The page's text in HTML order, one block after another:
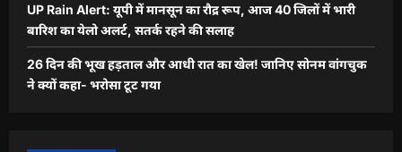
UP Rain Alert: यूपी में मानसून का रौद्र रूप, आज 40 जिलों में भारी
बारिश का येलो अलर्ट, सतर्क रहने की सलाह
26 दिन की भूख हड़ताल और आधी रात का खेल! जानिए सोनम वांगचुक
ने क्यों कहा- भरोसा टूट गया